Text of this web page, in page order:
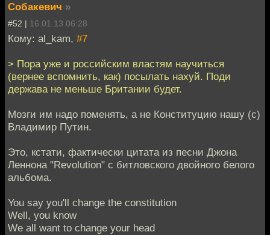
Собакевич »
#52 | 16.01.13 06:28
Кому: al_kam, #7
> Пора уже и российским властям научиться
(вернее вспомнить, как) посылать нахуй. Поди
держава не меньше Британии будет.
Мозги им надо поменять, а не Конституцию нашу (с)
Владимир Путин.
Это, кстати, фактически цитата из песни Джона
Леннона "Revolution" с битловского двойного белого
альбома.
You say you'll change the constitution
Well, you know
We all want to change your head